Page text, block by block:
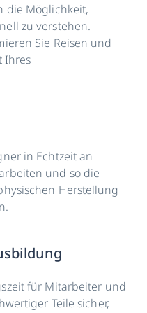
die Möglichkeit,
zu verstehen.
Sie Reisen und
Ihres
in Echtzeit an
und so die
Herstellung
für Mitarbeiter und
Teile sicher,